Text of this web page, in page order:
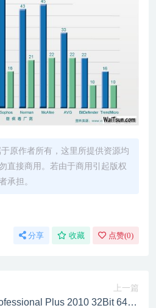
原作者所有，这里所提供资源均
直接商用。若由于商用引起版权
承担。
分享 收藏 点赞(0)
上一篇
Plus 2010 32Bit 64Bit